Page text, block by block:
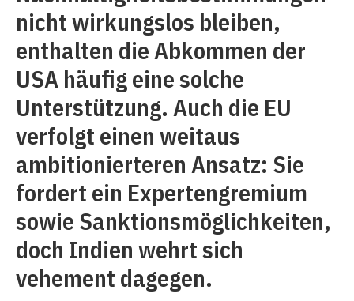
nicht wirkungslos bleiben,
enthalten die Abkommen der
USA häufig eine solche
Unterstützung. Auch die EU
verfolgt einen weitaus
ambitionierteren Ansatz: Sie
fordert ein Expertengremium
sowie Sanktionsmöglichkeiten,
doch Indien wehrt sich
vehement dagegen.